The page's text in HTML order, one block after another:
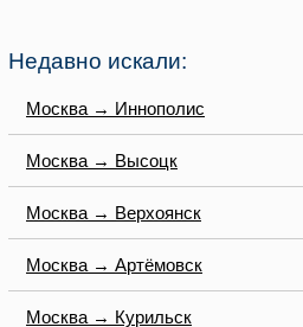
Недавно искали:
Москва → Иннополис
Москва → Высоцк
Москва → Верхоянск
Москва → Артёмовск
Москва → Курильск